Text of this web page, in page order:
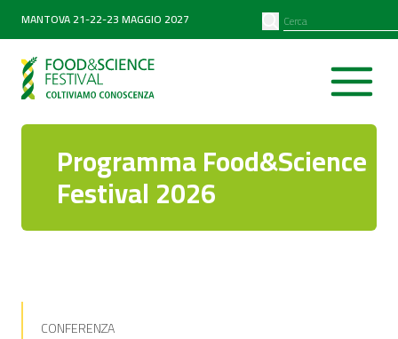
MANTOVA 21-22-23 MAGGIO 2027
Programma Food&Science
Festival 2026
CONFERENZA
PARTNER
Diventa partner
SEARCH